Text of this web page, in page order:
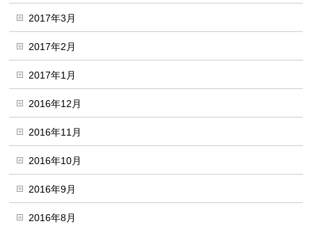
2017年3月
2017年2月
2017年1月
2016年12月
2016年11月
2016年10月
2016年9月
2016年8月